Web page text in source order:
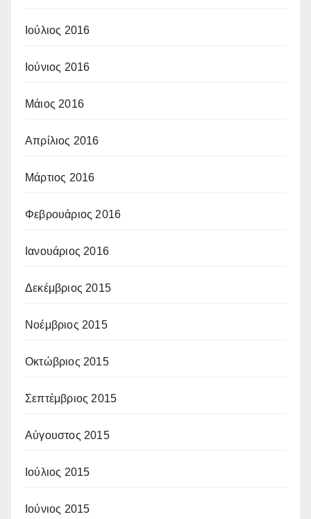
Ιούλιος 2016
Ιούνιος 2016
Μάιος 2016
Απρίλιος 2016
Μάρτιος 2016
Φεβρουάριος 2016
Ιανουάριος 2016
Δεκέμβριος 2015
Νοέμβριος 2015
Οκτώβριος 2015
Σεπτέμβριος 2015
Αύγουστος 2015
Ιούλιος 2015
Ιούνιος 2015